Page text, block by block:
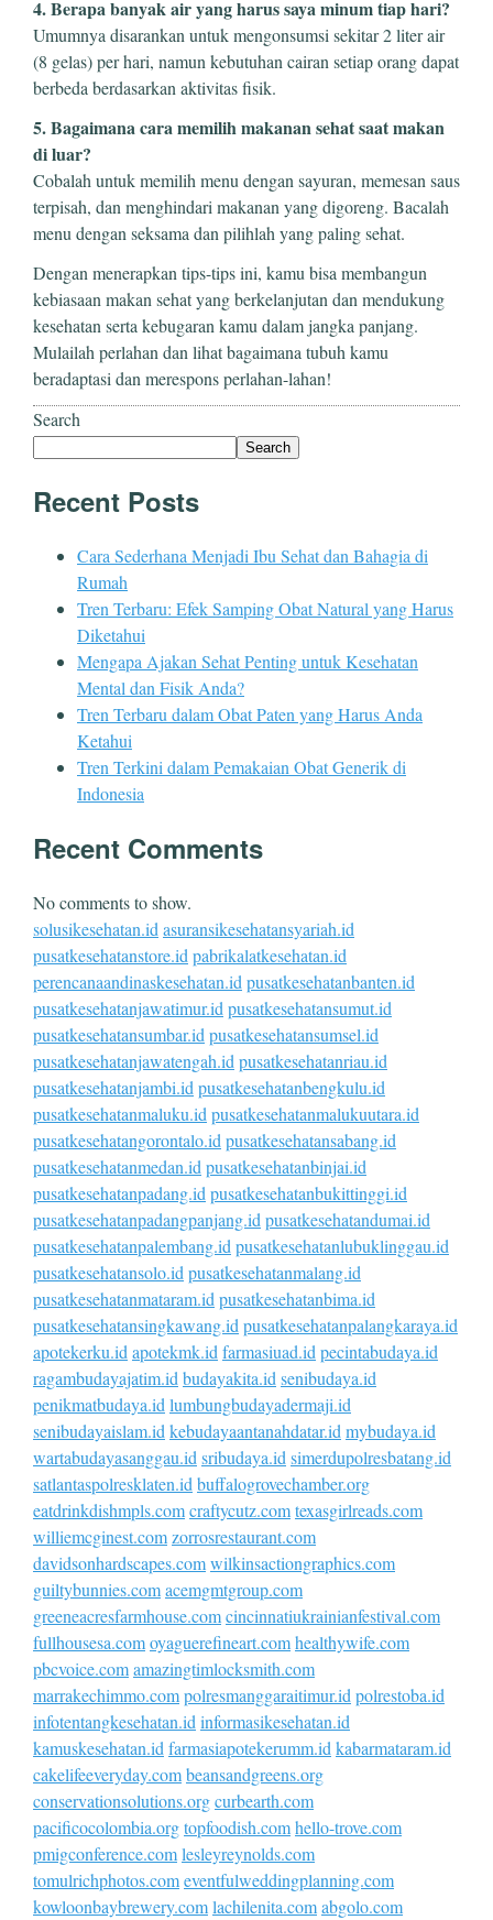
4. Berapa banyak air yang harus saya minum tiap hari?
Umumnya disarankan untuk mengonsumsi sekitar 2 liter air
(8 gelas) per hari, namun kebutuhan cairan setiap orang dapat
berbeda berdasarkan aktivitas fisik.
5. Bagaimana cara memilih makanan sehat saat makan
di luar?
Cobalah untuk memilih menu dengan sayuran, memesan saus
terpisah, dan menghindari makanan yang digoreng. Bacalah
menu dengan seksama dan pilihlah yang paling sehat.
Dengan menerapkan tips-tips ini, kamu bisa membangun
kebiasaan makan sehat yang berkelanjutan dan mendukung
kesehatan serta kebugaran kamu dalam jangka panjang.
Mulailah perlahan dan lihat bagaimana tubuh kamu
beradaptasi dan merespons perlahan-lahan!
Search
Search
Recent Posts
Cara Sederhana Menjadi Ibu Sehat dan Bahagia di
Rumah
Tren Terbaru: Efek Samping Obat Natural yang Harus
Diketahui
Mengapa Ajakan Sehat Penting untuk Kesehatan
Mental dan Fisik Anda?
Tren Terbaru dalam Obat Paten yang Harus Anda
Ketahui
Tren Terkini dalam Pemakaian Obat Generik di
Indonesia
Recent Comments
No comments to show.
solusikesehatan.idasuransikesehatansyariah.id
pusatkesehatanstore.idpabrikalatkesehatan.id
perencanaandinaskesehatan.idpusatkesehatanbanten.id
pusatkesehatanjawatimur.idpusatkesehatansumut.id
pusatkesehatansumbar.idpusatkesehatansumsel.id
pusatkesehatanjawatengah.idpusatkesehatanriau.id
pusatkesehatanjambi.idpusatkesehatanbengkulu.id
pusatkesehatanmaluku.idpusatkesehatanmalukuutara.id
pusatkesehatangorontalo.idpusatkesehatansabang.id
pusatkesehatanmedan.idpusatkesehatanbinjai.id
pusatkesehatanpadang.idpusatkesehatanbukittinggi.id
pusatkesehatanpadangpanjang.idpusatkesehatandumai.id
pusatkesehatanpalembang.idpusatkesehatanlubuklinggau.id
pusatkesehatansolo.idpusatkesehatanmalang.id
pusatkesehatanmataram.idpusatkesehatanbima.id
pusatkesehatansingkawang.idpusatkesehatanpalangkaraya.id
apotekerku.idapotekmk.idfarmasiuad.idpecintabudaya.id
ragambudayajatim.idbudayakita.idsenibudaya.id
penikmatbudaya.idlumbungbudayadermaji.id
senibudayaislam.idkebudayaantanahdatar.idmybudaya.id
wartabudayasanggau.idsribudaya.idsimerdupolresbatang.id
satlantaspolresklaten.idbuffalogrovechamber.org
eatdrinkdishmpls.comcraftycutz.comtexasgirlreads.com
williemcginest.comzorrosrestaurant.com
davidsonhardscapes.comwilkinsactiongraphics.com
guiltybunnies.comacemgmtgroup.com
greeneacresfarmhouse.comcincinnatiukrainianfestival.com
fullhousesa.comoyaguerefineart.comhealthywife.com
pbcvoice.comamazingtimlocksmith.com
marrakechimmo.compolresmanggaraitimur.idpolrestoba.id
infotentangkesehatan.idinformasikesehatan.id
kamuskesehatan.idfarmasiapotekerumm.idkabarmataram.id
cakelifeeveryday.combeansandgreens.org
conservationsolutions.orgcurbearth.com
pacificocolombia.orgtopfoodish.comhello-trove.com
pmigconference.comlesleyreynolds.com
tomulrichphotos.comeventfulweddingplanning.com
kowloonbaybrewery.comlachilenita.comabgolo.com